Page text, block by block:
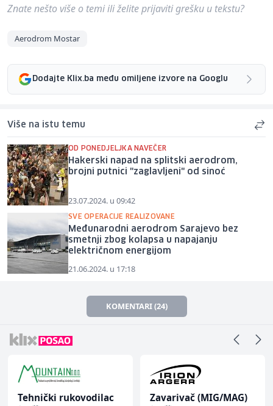
Znate nešto više o temi ili želite prijaviti grešku u tekstu?
Aerodrom Mostar
Dodajte Klix.ba među omiljene izvore na Googlu
Više na istu temu
OD PONEDJELJKA NAVEČER
Hakerski napad na splitski aerodrom,
brojni putnici "zaglavljeni" od sinoć
23.07.2024. u 09:42
SVE OPERACIJE REALIZOVANE
Međunarodni aerodrom Sarajevo bez
smetnji zbog kolapsa u napajanju
električnom energijom
21.06.2024. u 17:18
KOMENTARI (24)
Tehnički rukovodilac
Zavarivač (MIG/MAG)